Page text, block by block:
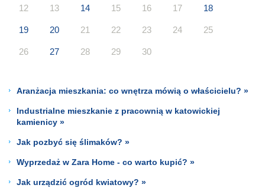
12 13 14 15 16 17 18
19 20 21 22 23 24 25
26 27 28 29 30
Aranżacja mieszkania: co wnętrza mówią o właścicielu? »
Industrialne mieszkanie z pracownią w katowickiej
kamienicy »
Jak pozbyć się ślimaków? »
Wyprzedaż w Zara Home - co warto kupić? »
Jak urządzić ogród kwiatowy? »